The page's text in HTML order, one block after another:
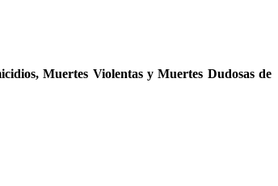
Muertes Violentas y Muertes Dudosas de